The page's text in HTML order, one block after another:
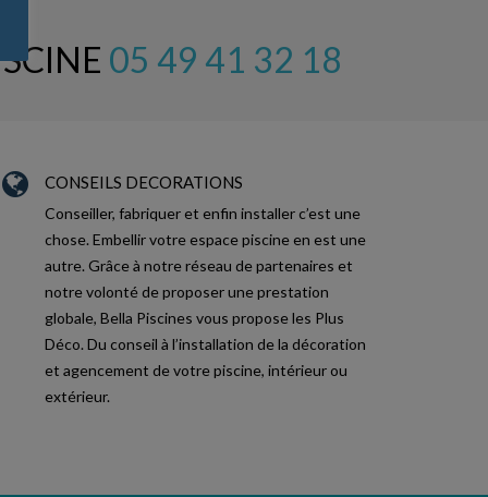
05 49 41 32 18
CONSEILS DECORATIONS
Conseiller, fabriquer et enfin installer c’est une
chose. Embellir votre espace piscine en est une
autre. Grâce à notre réseau de partenaires et
notre volonté de proposer une prestation
globale, Bella Piscines vous propose les Plus
Déco. Du conseil à l’installation de la décoration
et agencement de votre piscine, intérieur ou
extérieur.